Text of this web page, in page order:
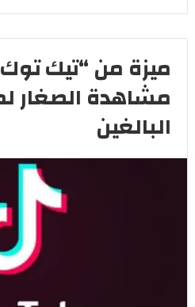
ميزة من “تيك
مشاهدة الصغار
البالغين